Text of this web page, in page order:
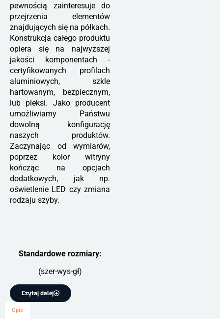
pewnością zainteresuje do
przejrzenia elementów
znajdujących się na półkach.
Konstrukcja całego produktu
opiera się na najwyższej
jakości komponentach -
certyfikowanych profilach
aluminiowych, szkle
hartowanym, bezpiecznym,
lub pleksi. Jako producent
umożliwiamy Państwu
dowolną konfigurację
naszych produktów.
Zaczynając od wymiarów,
poprzez kolor witryny
kończąc na opcjach
dodatkowych, jak np.
oświetlenie LED czy zmiana
rodzaju szyby.
Standardowe rozmiary:
(szer-wys-gł)
Czytaj dalej
Opis